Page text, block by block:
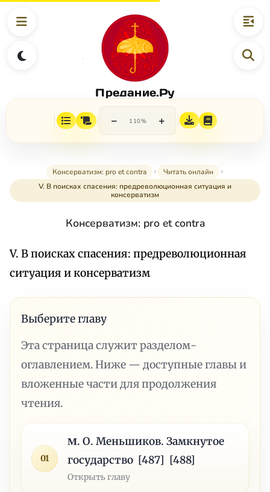
Предание.Ру
− 110% +
Консерватизм: pro et contra
Читать онлайн
V. В поисках спасения: предреволюционная ситуация и
консерватизм
Консерватизм: pro et contra
V. В поисках спасения: предреволюционная
ситуация и консерватизм
Выберите главу
Эта страница служит разделом-
оглавлением. Ниже — доступные главы и
вложенные части для продолжения
чтения.
01
Μ. О. Меньшиков. Замкнутое
государство [487] [488]
Открыть главу